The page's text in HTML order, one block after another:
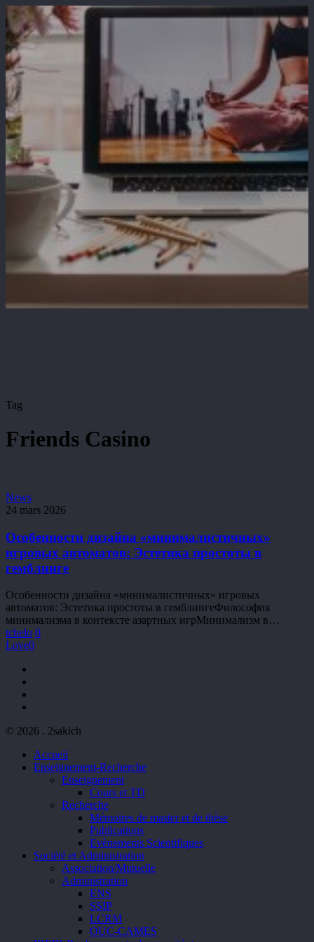
Tag
Friends Casino
Особенности
дизайна
игровых
автоматов:
Эстетика
простоты
гемблинге
News
24 mars 2026
Особенности дизайна «минималистичных»
игровых автоматов: Эстетика простоты в
гемблинге
Особенности дизайна «минималистичных» игровых
автоматов: Эстетика простоты в гемблингеФилософия
минимализма в контексте азартных игрМинимализм в…
tchelo 0
Love0
© 2026 . 2sakich
Close
Menu
Accueil
Enseignement-Recherche
Enseignement
Cours et TD
Recherche
Mémoires de master et de thèse
Publications
Evènements Scientifiques
Société et Administration
Association/Mutuelle
Administration
ENS
SSIP
LCRM
OUC-CAMES